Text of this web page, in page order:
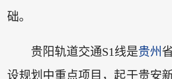
础。
贵阳轨道交通S1线是贵州
设规划中重点项目，起于贵安